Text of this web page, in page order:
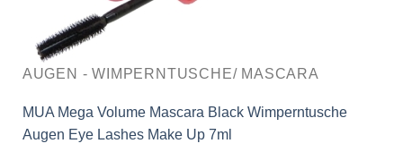
AUGEN - WIMPERNTUSCHE/ MASCARA
MUA Mega Volume Mascara Black Wimperntusche
Augen Eye Lashes Make Up 7ml